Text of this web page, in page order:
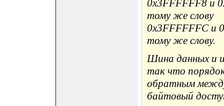
0x3FFFFFF8 и
тому же слову
0x3FFFFFFC и
тому же слову.
Шина данных и
так что
обратным
байтовый